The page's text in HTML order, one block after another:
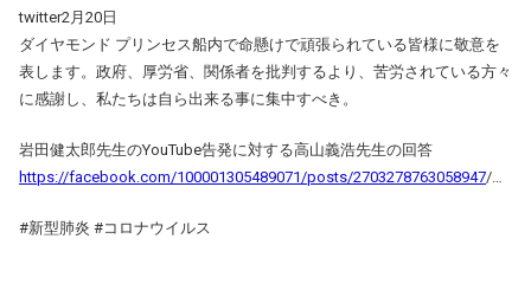
twitter2月20日
ダイヤモンド プリンセス船内で命懸けで頑張られている皆様に敬意を
表します。政府、厚労省、関係者を批判するより、苦労されている方々
に感謝し、私たちは自ら出来る事に集中すべき。
岩田健太郎先生のYouTube告発に対する高山義浩先生の回答
https://facebook.com/100001305489071/posts/2703278763058947/…
#新型肺炎 #コロナウイルス